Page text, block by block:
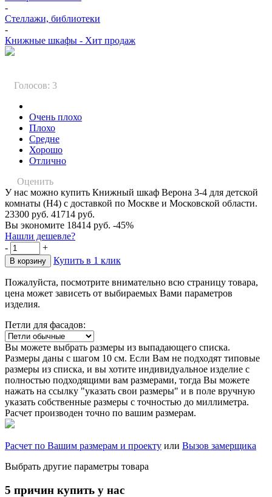
-
Стеллажи, библиотеки
-
Книжные шкафы - Хит продаж
Голосов: 3
Очень плохо
Плохо
Средне
Хорошо
Отлично
Оценить
У нас можно купить Книжный шкаф Верона 3-4 для детской
комнаты (Н4) с доставкой по Москве и Московской области.
23300 руб. 41714 руб.
Вы экономите 18414 руб. -45%
Нашли дешевле?
-
+
Купить в 1 клик
Пожалуйста, посмотрите внимательно всю страницу товара,
цена может зависеть от выбираемых Вами параметров
изделия.
Петли для фасадов:
Вы можете выбрать размеры из выпадающего списка.
Размеры даны с шагом 10 см. Если Вам не подходят типовые
размеры из списка, и вы хотите индивидуальное изделие с
полностью подходящими вам размерами, тогда Вы можете
нажать на ссылку "указать свои размеры" и в поле вручную
указать собственные размеры с точностью до миллиметра.
Расчет производен точно по вашим размерам.
Расчет по Вашим размерам и проекту или Вызов замерщика
Выбрать другие параметры товара
5 причин купить у нас